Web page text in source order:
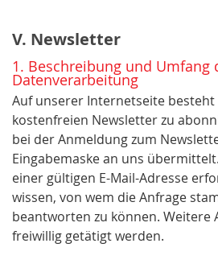
V. Newsletter
1. Beschreibung und Umfang
Datenverarbeitung
Auf unserer Internetseite
kostenfreien Newsletter zu
bei der Anmeldung zum
Eingabemaske an uns
einer gültigen E-Mail-Adresse
wissen, von wem die Anfrage
beantworten zu können. Weitere
freiwillig getätigt werden.